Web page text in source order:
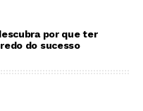
por que ter
do sucesso